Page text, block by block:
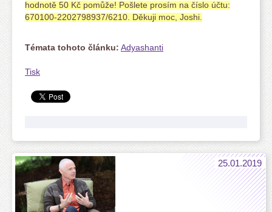
hodnotě 50 Kč pomůže! Pošlete prosím na číslo účtu:
670100-2202798937/6210. Děkuji moc, Joshi.
Témata tohoto článku: Adyashanti
Tisk
25.01.2019